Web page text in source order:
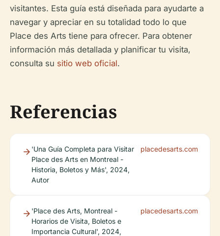
visitantes. Esta guía está diseñada para ayudarte a
navegar y apreciar en su totalidad todo lo que
Place des Arts tiene para ofrecer. Para obtener
información más detallada y planificar tu visita,
consulta su sitio web oficial.
Referencias
'Una Guía Completa para Visitar
Place des Arts en Montreal -
Historia, Boletos y Más', 2024,
Autor
placedesarts.com
'Place des Arts, Montreal -
Horarios de Visita, Boletos e
Importancia Cultural', 2024,
placedesarts.com